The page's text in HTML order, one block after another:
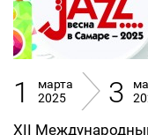
1
марта
2025
3
XII